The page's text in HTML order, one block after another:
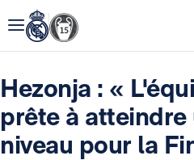
Hezonja : «
prête à atteindre
niveau pour la